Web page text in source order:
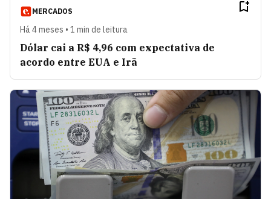
MERCADOS
Há 4 meses • 1 min de leitura
Dólar cai a R$ 4,96 com expectativa de
acordo entre EUA e Irã